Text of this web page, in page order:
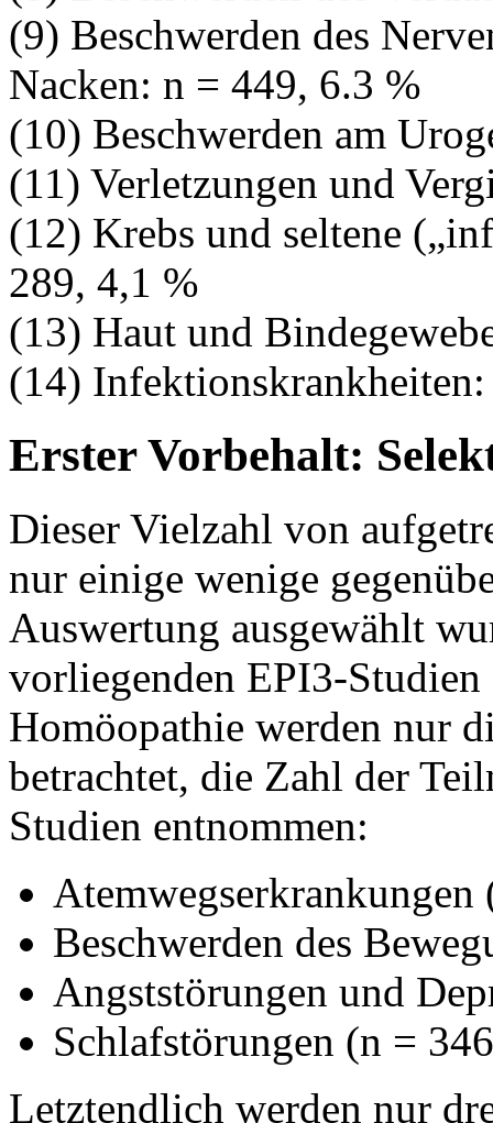
(9) Beschwerden des
Nacken: n = 449, 6.3 %
(10) Beschwerden am
(11) Verletzungen und
(12) Krebs und seltene
289, 4,1 %
(13) Haut und
(14)
Erster Vorbehalt:
Dieser Vielzahl von
nur einige wenige
Auswertung ausgewählt
vorliegenden EPI3-
Homöopathie werden nur
betrachtet, die Zahl der
Studien entnommen:
Beschwerden des
Angststörungen und
Schlafstörungen (n =
Letztendlich werden nur